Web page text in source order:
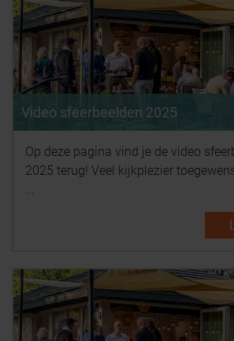
Video sfeerbeelden 2025
Op deze pagina vind je de video
2025 terug! Veel kijkplezier